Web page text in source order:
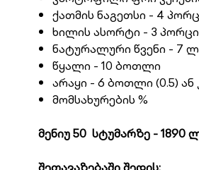
ქათმის ნაგეთსი - 4
ხილის ასორტი - 3
ნატურალური წვენი - 7
წყალი - 10 ბოთლი
არაყი - 6 ბოთლი (0.5)
მომსახურების %
მენიუ 50 სტუმარზე -